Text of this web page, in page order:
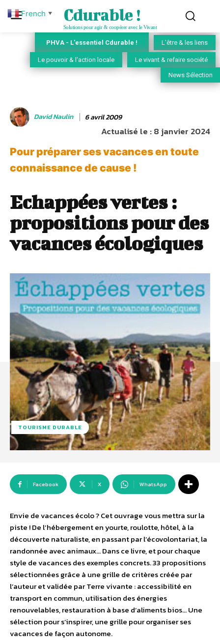
Cdurable !
Solutions pour agir & coopérer avec le Vivant
PHVA - L'essentiel Cdurable ! L'être & les liens
Le pouvoir & l'action locale Le vivant & refaire société
News Sélection
David Naulin 6 avril 2009
Actualisé le :8 janvier 2024
Pour préparer ses vacances en toute
connaissance de cause !
Echappées vertes :
propositions pour des
vacances écologiques
TOURISME DURABLE
Facebook X WhatsApp
Envie de vacances écolo ? Cet ouvrage vous mettra sur la
piste ! De l’hébergement en yourte, roulotte, hôtel, à la
découverte naturaliste, en passant par l’écovolontariat, la
randonnée avec animaux… Dans ce livre, et pour chaque
style de vacances des exemples concrets. 33 propositions
sélectionnées grâce à une grille de critères créée par
l’auteur et validée par Terre vivante : accessibilité en
transport en commun, utilisation des énergies
renouvelables, restauration à base d’aliments bios… Une
sélection pour s’inspirer, une grille pour organiser ses
vacances de façon autonome.
French ▼